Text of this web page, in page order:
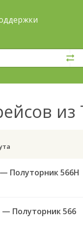
из
Полуторник 566Н
— Полуторник 566